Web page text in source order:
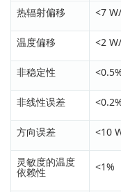
热辐射偏移 <7
温度偏移 <2
非稳定性
非线性误差
方向误差 <10
灵敏度的温度
依赖性 <1%